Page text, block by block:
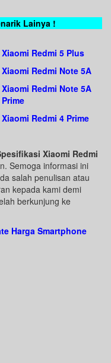
Lainya !
Xiaomi Redmi 5 Plus
Xiaomi Redmi Note 5A
Xiaomi Redmi Note 5A
Prime
Xiaomi Redmi 4 Prime
Xiaomi Redmi
Semoga informasi ini
salah penulisan atau
kepada kami demi
berkunjung ke
Harga Smartphone